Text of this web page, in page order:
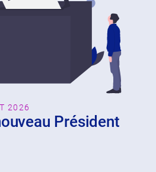
2026
Président